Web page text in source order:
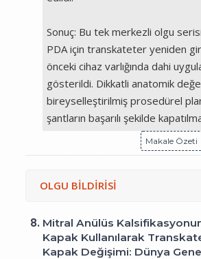
Sonuç: Bu tek merkezli olgu
PDA için transkateter yeniden
önceki cihaz varlığında dahi
gösterildi. Dikkatli anatomik
bireyselleştirilmiş prosedürel
şantların başarılı şekilde
Makale Özeti
OLGU BİLDİRİSİ
8. Mitral Anülüs
Kapak Kullanılarak
Kapak Değişimi: Dünya